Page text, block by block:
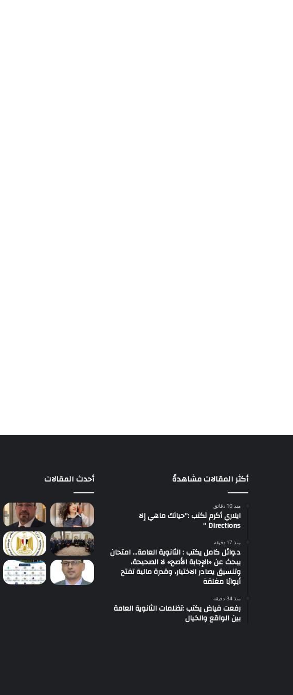
أكثر المقالات مشاهدةً
منذ 10 دقائق
ايلاري أكرم تكتب :”حياتك ماهي إلا
Directions “
منذ 17 دقيقة
د.وائل كامل يكتب : الثانوية العامة… امتحان
يبحث عن «الإجابة الأصح» لا الصحيحة،
وتنسيق يصادر الاختيار، وقدرة مالية تفتح
أبوابًا مغلقة
منذ 34 دقيقة
رفعت فياض يكتب :تظلمات الثانوية العامة
بين الواقع والخيال
أحدث المقالات